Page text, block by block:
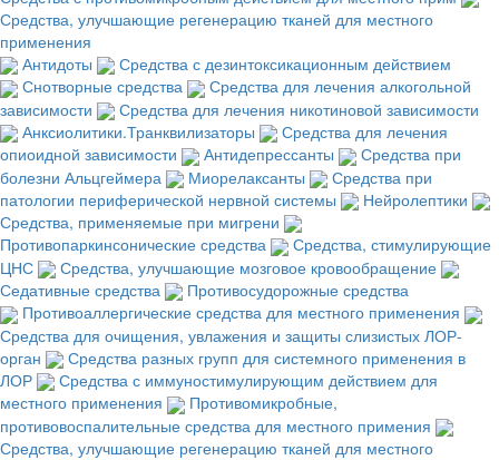
Средства, улучшающие регенерацию тканей для местного
применения
Антидоты
Средства с дезинтоксикационным действием
Снотворные средства
Средства для лечения алкогольной
зависимости
Средства для лечения никотиновой зависимости
Анксиолитики.Транквилизаторы
Средства для лечения
опиоидной зависимости
Антидепрессанты
Средства при
болезни Альцгеймера
Миорелаксанты
Средства при
патологии периферической нервной системы
Нейролептики
Средства, применяемые при мигрени
Противопаркинсонические средства
Средства, стимулирующие
ЦНС
Средства, улучшающие мозговое кровообращение
Седативные средства
Противосудорожные средства
Противоаллергические средства для местного применения
Средства для очищения, увлажения и защиты слизистых ЛОР-
орган
Средства разных групп для системного применения в
ЛОР
Средства с иммуностимулирующим действием для
местного применения
Противомикробные,
противовоспалительные средства для местного примения
Средства, улучшающие регенерацию тканей для местного